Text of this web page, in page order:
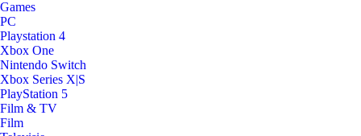
Games
PC
Playstation 4
Xbox One
Nintendo Switch
Xbox Series X|S
PlayStation 5
Film & TV
Film